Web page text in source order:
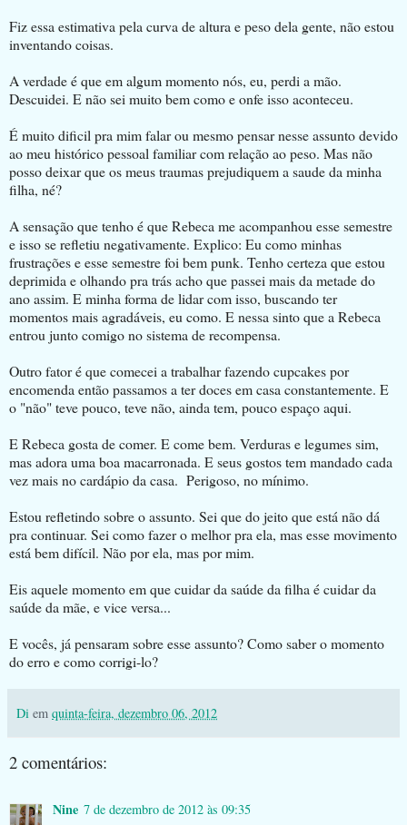
Fiz essa estimativa pela curva de altura e peso dela gente, não estou
inventando coisas.
A verdade é que em algum momento nós, eu, perdi a mão.
Descuidei. E não sei muito bem como e onfe isso aconteceu.
É muito dificil pra mim falar ou mesmo pensar nesse assunto devido
ao meu histórico pessoal familiar com relação ao peso. Mas não
posso deixar que os meus traumas prejudiquem a saude da minha
filha, né?
A sensação que tenho é que Rebeca me acompanhou esse semestre
e isso se refletiu negativamente. Explico: Eu como minhas
frustrações e esse semestre foi bem punk. Tenho certeza que estou
deprimida e olhando pra trás acho que passei mais da metade do
ano assim. E minha forma de lidar com isso, buscando ter
momentos mais agradáveis, eu como. E nessa sinto que a Rebeca
entrou junto comigo no sistema de recompensa.
Outro fator é que comecei a trabalhar fazendo cupcakes por
encomenda então passamos a ter doces em casa constantemente. E
o "não" teve pouco, teve não, ainda tem, pouco espaço aqui.
E Rebeca gosta de comer. E come bem. Verduras e legumes sim,
mas adora uma boa macarronada. E seus gostos tem mandado cada
vez mais no cardápio da casa. Perigoso, no mínimo.
Estou refletindo sobre o assunto. Sei que do jeito que está não dá
pra continuar. Sei como fazer o melhor pra ela, mas esse movimento
está bem difícil. Não por ela, mas por mim.
Eis aquele momento em que cuidar da saúde da filha é cuidar da
saúde da mãe, e vice versa...
E vocês, já pensaram sobre esse assunto? Como saber o momento
do erro e como corrigi-lo?
Di em quinta-feira, dezembro 06, 2012
2 comentários:
Nine 7 de dezembro de 2012 às 09:35